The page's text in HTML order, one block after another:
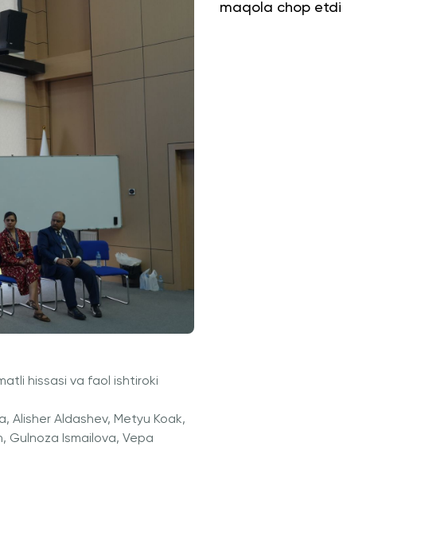
hissasi va faol ishtiroki
Alisher Aldashev, Metyu Koak,
Gulnoza Ismailova, Vepa
maqola chop etdi